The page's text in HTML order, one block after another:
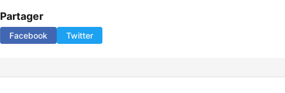
Partager
Facebook Twitter